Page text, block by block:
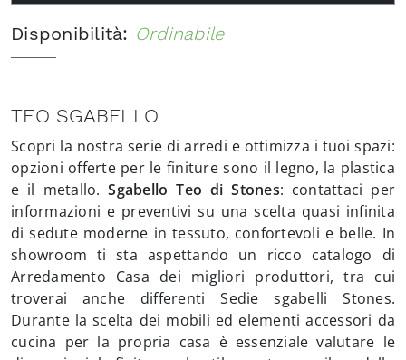
Disponibilità: Ordinabile
TEO SGABELLO
Scopri la nostra serie di arredi e ottimizza i tuoi spazi:
opzioni offerte per le finiture sono il legno, la plastica
e il metallo.Sgabello Teo di Stones: contattaci per
informazioni e preventivi su una scelta quasi infinita
di sedute moderne in tessuto, confortevoli e belle. In
showroom ti sta aspettando un ricco catalogo di
Arredamento Casa dei migliori produttori, tra cui
troverai anche differenti Sedie sgabelli Stones.
Durante la scelta dei mobili ed elementi accessori da
cucina per la propria casa è essenziale valutare le